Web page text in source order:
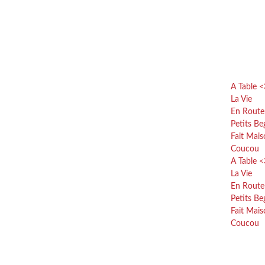
A Table
La Vie
En Route
Petits
Fait
Coucou
A Table
La Vie
En Route
Petits
Fait
Coucou